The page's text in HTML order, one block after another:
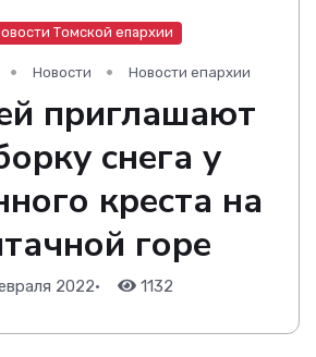
Томской епархии
Новости Новости епархии
приглашают
снега у
креста на
горе
2022• 1132